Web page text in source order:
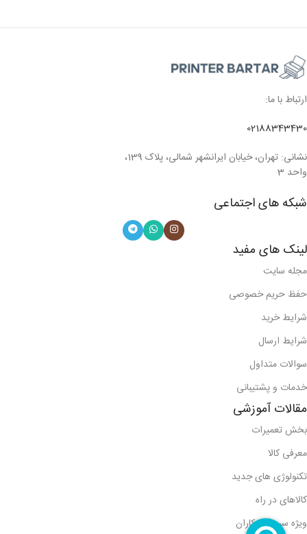
ارتباط با ما:
02188343430
نشانی: تهران، خیابان ایرانشهر شمالی، پلاک 139،
واحد 3
شبکه های اجتماعی
لینک های مفید
مجله سایت
حفظ حریم خصوصی
شرایط خرید
شرایط ارسال
سوالات متداول
خدمات و پشتیبانی
مقالات آموزشی
بخش تعمیرات
معرفی کالا
تکنولوژی های جدید
کالاهای در راه
ویژه سرویس کاران